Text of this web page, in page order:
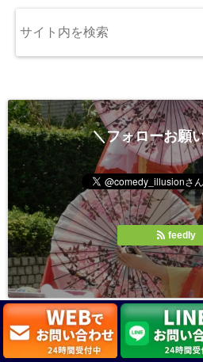
＼フォローお願
feedly